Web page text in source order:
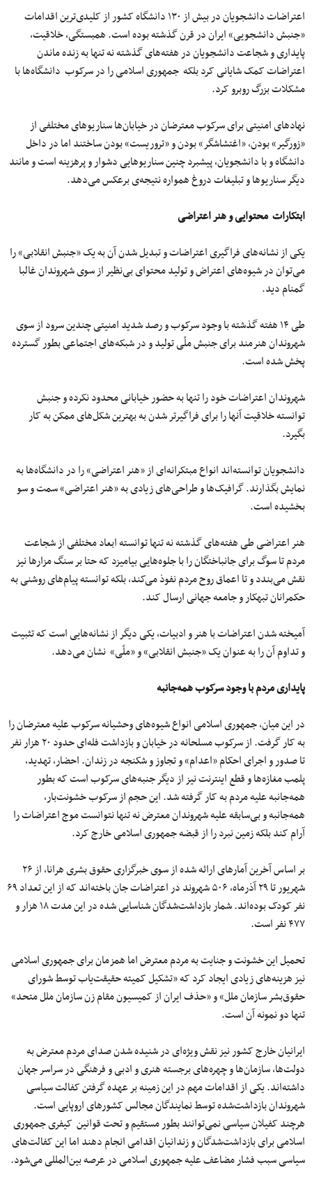
اعتراضات دانشجویان در بیش از ۱۳۰ دانشگاه کشور از کلیدی‌ترین اقدامات
«جنبش دانشجویی» ایران در قرن گذشته بوده است. همبستگی، خلاقیت،
پایداری و شجاعت دانشجویان در هفته‌های گذشته نه تنها به زنده ماندن
اعتراضات کمک شایانی کرد بلکه جمهوری اسلامی را در سرکوب دانشگاه‌ها با
مشکلات بزرگ روبرو کرد.
نهادهای امنیتی برای سرکوب معترضان در خیابان‌ها سناریوهای مختلفی از
«زورگیر» بودن، «اغتشاشگر» بودن و «تروریست» بودن ساختند اما در داخل
دانشگاه و با دانشجویان، پیشبرد چنین سناریوهایی دشوار و پرهزینه است و مانند
دیگر سناریوها و تبلیغات دروغ همواره نتیجه‌ی برعکس می‌دهد.
ابتکارات محتوایی و هنر اعتراضی
یکی از نشانه‌های فراگیری اعتراضات و تبدیل شدن آن به یک «جنبش انقلابی» را
می‌توان در شیوه‌های اعتراض و تولید محتوای بی‌نظیر از سوی شهروندان غالبا
گمنام دید.
طی ۱۴ هفته گذشته با وجود سرکوب و رصد شدید امنیتی چندین سرود از سوی
شهروندان هنرمند برای جنبش ملّی تولید و در شبکه‌های اجتماعی بطور گسترده
پخش شده است.
شهروندان اعتراضات خود را تنها به حضور خیابانی محدود نکرده و جنبش
توانسته خلاقیت آنها را برای فراگیرتر شدن به بهترین شکل‌های ممکن به کار
بگیرد.
دانشجویان توانسته‌اند انواع مبتکرانه‌ای از «هنر اعتراضی» را در دانشگاه‌ها به
نمایش بگذارند. گرافیک‌ها و طراحی‌های زیادی به «هنر اعتراضی» سمت و سو
بخشیده است.
هنر اعتراضی طی هفته‌های گذشته نه تنها توانسته ابعاد مختلفی از شجاعت
مردم تا سوگ برای جانباختگان را با جلوه‌هایی بیامیزد که حتا بر سنگ مزارها نیز
نقش می‌بندد و تا اعماق روح مردم نفوذ می‌کند، بلکه توانسته پیام‌های روشنی به
حکمرانان تبهکار و جامعه جهانی ارسال کند.
آمیخته شدن اعتراضات با هنر و ادبیات، یکی دیگر از نشانه‌هایی است که تثبیت
و تداوم آن را به عنوان یک «جنبش انقلابی» و «ملّی» نشان می‌دهد.
پایداری مردم با وجود سرکوب همه‌جانبه
در این میان، جمهوری اسلامی انواع شیوه‌های وحشیانه سرکوب علیه معترضان را
به کار گرفت. از سرکوب مسلحانه در خیابان و بازداشت فله‌ای حدود ۲۰ هزار نفر
تا صدور و اجرای احکام «اعدام» و تجاوز و شکنجه در زندان. احضار، تهدید،
پلمب مغازه‌ها و قطع اینترنت نیز از دیگر جنبه‌های سرکوب است که بطور
همه‌جانبه علیه مردم به کار گرفته شد. این حجم از سرکوب خشونت‌بار،
همه‌جانبه و بی‌سابقه علیه شهروندان معترض نه تنها نتوانست موج اعتراضات را
آرام کند بلکه زمین نبرد را از قبضه جمهوری اسلامی خارج کرد.
بر اساس آخرین آمارهای ارائه شده از سوی خبرگزاری حقوق بشری هرانا، از ۲۶
شهریور تا ۲۹ آذرماه، ۵۰۶ شهروند در اعتراضات جان باخته‌اند که از این تعداد ۶۹
نفر کودک بوده‌اند. شمار بازداشت‌شدگان شناسایی شده در این مدت ۱۸ هزار و
۴۷۷ نفر است.
تحمیل این خشونت و جنایت به مردم معترض اما همزمان برای جمهوری اسلامی
نیز هزینه‌های زیادی ایجاد کرد که «تشکیل کمیته حقیقت‌یاب توسط شورای
حقوق‌بشر سازمان ملل» و «حذف ایران از کمیسیون مقام زن سازمان ملل متحد»
تنها دو نمونه آن است.
ایرانیان خارج کشور نیز نقش ویژه‌ای در شنیده شدن صدای مردم معترض به
دولت‌ها، سازمان‌ها و چهره‌های برجسته هنری و ادبی و فرهنگی در سراسر جهان
داشته‌اند. یکی از اقدامات مهم در این زمینه بر عهده گرفتن کفالت سیاسی
شهروندان بازداشت‌شده توسط نمایندگان مجالس کشورهای اروپایی است.
هرچند کفیلان سیاسی نمی‌توانند بطور مستقیم و تحت قوانین کیفری جمهوری
اسلامی برای بازداشت‌شدگان و زندانیان اقدامی انجام دهند اما این کفالت‌های
سیاسی سبب فشار مضاعف علیه جمهوری اسلامی در عرصه بین‌المللی می‌شود.